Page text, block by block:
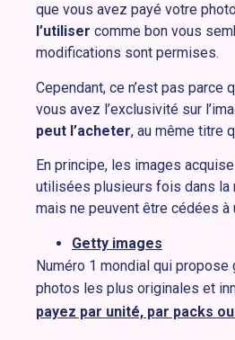
que vous avez payé votre
l’utiliser comme bon vous
modifications sont permises.
Cependant, ce n’est pas parce
vous avez l’exclusivité sur
peut l’acheter, au même titre
En principe, les images
utilisées plusieurs fois dans la
mais ne peuvent être cédées à
Getty images
Numéro 1 mondial qui
photos les plus originales et
payez par unité, par packs